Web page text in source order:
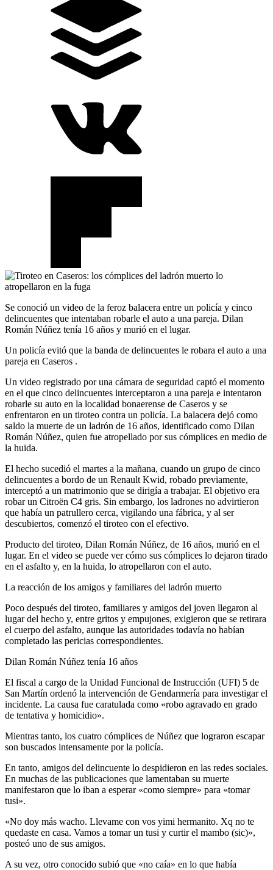
Se conoció un video de la feroz balacera entre un policía y cinco
delincuentes que intentaban robarle el auto a una pareja. Dilan
Román Núñez tenía 16 años y murió en el lugar.
Un policía evitó que la banda de delincuentes le robara el auto a una
pareja en Caseros .
Un video registrado por una cámara de seguridad captó el momento
en el que cinco delincuentes interceptaron a una pareja e intentaron
robarle su auto en la localidad bonaerense de Caseros y se
enfrentaron en un tiroteo contra un policía. La balacera dejó como
saldo la muerte de un ladrón de 16 años, identificado como Dilan
Román Núñez, quien fue atropellado por sus cómplices en medio de
la huida.
El hecho sucedió el martes a la mañana, cuando un grupo de cinco
delincuentes a bordo de un Renault Kwid, robado previamente,
interceptó a un matrimonio que se dirigía a trabajar. El objetivo era
robar un Citroën C4 gris. Sin embargo, los ladrones no advirtieron
que había un patrullero cerca, vigilando una fábrica, y al ser
descubiertos, comenzó el tiroteo con el efectivo.
Producto del tiroteo, Dilan Román Núñez, de 16 años, murió en el
lugar. En el video se puede ver cómo sus cómplices lo dejaron tirado
en el asfalto y, en la huida, lo atropellaron con el auto.
La reacción de los amigos y familiares del ladrón muerto
Poco después del tiroteo, familiares y amigos del joven llegaron al
lugar del hecho y, entre gritos y empujones, exigieron que se retirara
el cuerpo del asfalto, aunque las autoridades todavía no habían
completado las pericias correspondientes.
Dilan Román Núñez tenía 16 años
El fiscal a cargo de la Unidad Funcional de Instrucción (UFI) 5 de
San Martín ordenó la intervención de Gendarmería para investigar el
incidente. La causa fue caratulada como «robo agravado en grado
de tentativa y homicidio».
Mientras tanto, los cuatro cómplices de Núñez que lograron escapar
son buscados intensamente por la policía.
En tanto, amigos del delincuente lo despidieron en las redes sociales.
En muchas de las publicaciones que lamentaban su muerte
manifestaron que lo iban a esperar «como siempre» para «tomar
tusi».
«No doy más wacho. Llevame con vos yimi hermanito. Xq no te
quedaste en casa. Vamos a tomar un tusi y curtir el mambo (sic)»,
posteó uno de sus amigos.
A su vez, otro conocido subió que «no caía» en lo que había